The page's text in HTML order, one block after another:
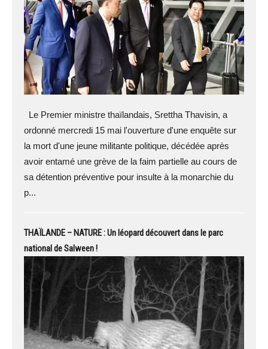
Le Premier ministre thaïlandais, Srettha Thavisin, a
ordonné mercredi 15 mai l'ouverture d'une enquête sur
la mort d'une jeune militante politique, décédée après
avoir entamé une grève de la faim partielle au cours de
sa détention préventive pour insulte à la monarchie du
p...
THAÏLANDE – NATURE : Un léopard découvert dans le parc
national de Salween !